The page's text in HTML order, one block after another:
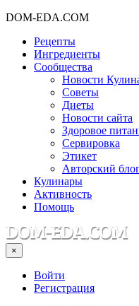
DOM-EDA.COM
Рецепты
Ингредиенты
Сообщества
Новости
Советы
Диеты
Новости сайта
Здоровое
Сервировка
Этикет
Авторский
Кулинары
Активность
Помощь
×
Войти
Регистрация